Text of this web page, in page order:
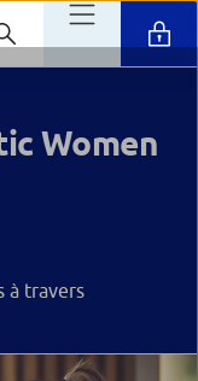
Women
à travers